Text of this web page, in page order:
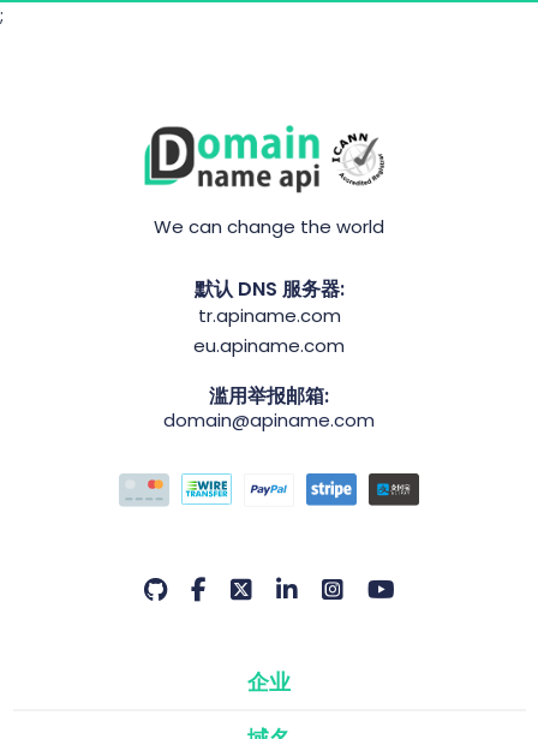
;
We can change the world
默认 DNS 服务器:
tr.apiname.com
eu.apiname.com
滥用举报邮箱:
domain@apiname.com
企业